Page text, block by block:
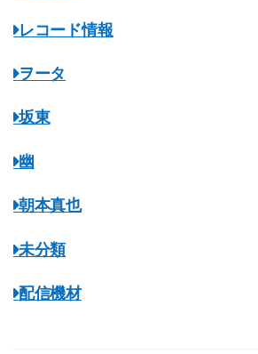
レコード情報
ヲータ
坂東
幽
朝本真也
未分類
配信機材